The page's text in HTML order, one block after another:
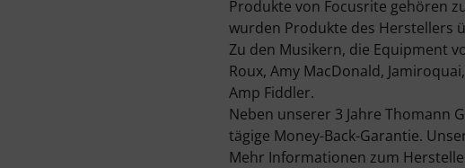
Produkte von Focusrite gehören
wurden Produkte des Herstellers
Zu den Musikern, die Equipment
Roux, Amy MacDonald,
Amp Fiddler.
Neben unserer 3 Jahre Thomann
tägige Money-Back-Garantie.
Mehr Informationen zum